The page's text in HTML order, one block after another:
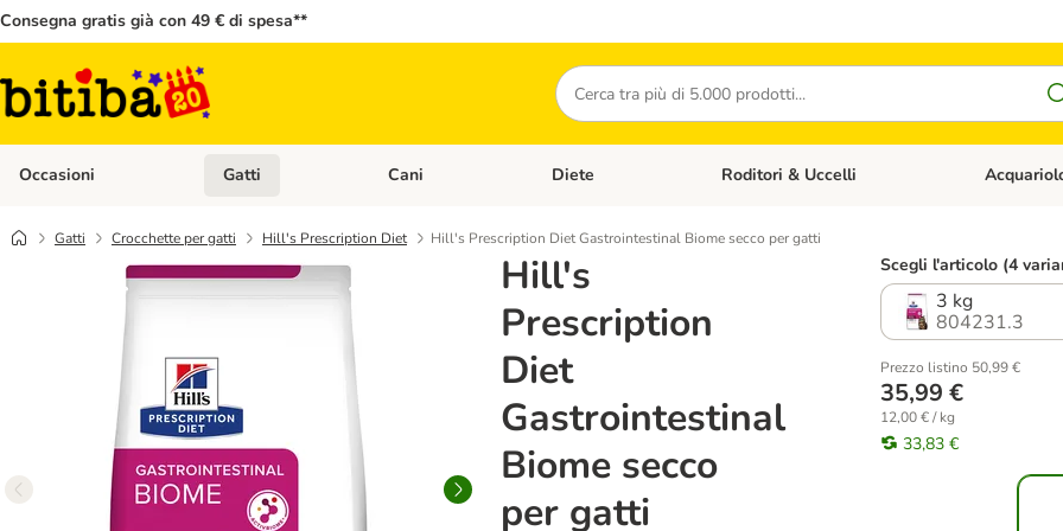
Consegna gratis già con 49 € di spesa**
Cerca
Occasioni Apri Menù Categoria: Occasioni
Gatti Apri Menù Categoria: Gatti
Cani Apri Menù Categoria: Cani
Diete Apri Menù Categoria: Diete
Roditori & Uccelli Apri Menù
Gatti Crocchette per gatti Hill's Prescription Diet Hill's Prescription Diet Gastrointestinal Biome secco per gatti
Hill's
Prescription
Diet
Gastrointestinal
Biome secco
per gatti
Scegli l'articolo (4
3 kg
804231.3
Prezzo listino 50,99 €
35,99 €
12,00 € / kg
33,83 €